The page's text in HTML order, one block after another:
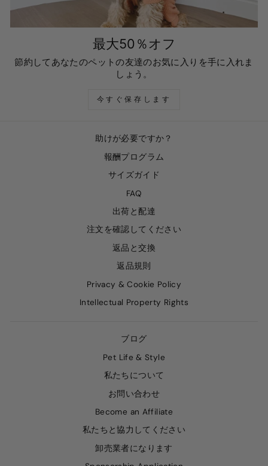
最大50％オフ
節約してあなたのペットの友達のお気に入りを手に入れま
しょう。
今すぐ保存します
助けが必要ですか？
報酬プログラム
サイズガイド
FAQ
出荷と配達
注文を確認してください
返品と交換
返品規則
Privacy & Cookie Policy
Intellectual Property Rights
ブログ
Pet Life & Style
私たちについて
お問い合わせ
Become an Affiliate
私たちと協力してください
卸売業者になります